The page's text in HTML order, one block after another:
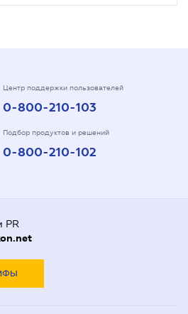
Центр поддержки пользователей
0-800-210-103
Подбор продуктов и решений
0-800-210-102
PR